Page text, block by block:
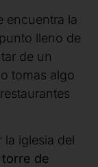
encuentra la
lleno de
de un
tomas algo
la iglesia del
torre de